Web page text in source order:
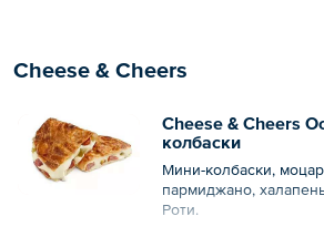
Cheese & Cheers
Cheese & Cheers
колбаски
Мини-колбаски,
пармиджано,
Роти.